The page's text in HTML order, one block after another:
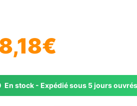
€
En stock - Expédié sous 5 jours